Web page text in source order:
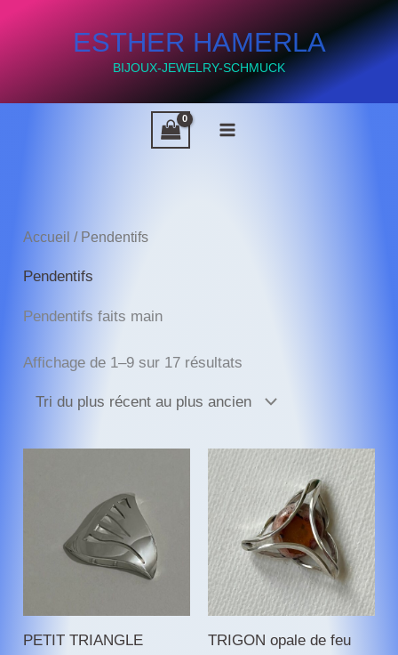
ESTHER HAMERLA
BIJOUX-JEWELRY-SCHMUCK
Accueil / Pendentifs
Pendentifs
Pendentifs faits main
Affichage de 1–9 sur 17 résultats
récent
ancien
PETIT TRIANGLE
TRIGON opale de feu